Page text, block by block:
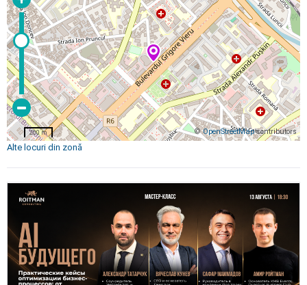
©OpenStreetMapcontributors
200 m
Alte locuri din zonă